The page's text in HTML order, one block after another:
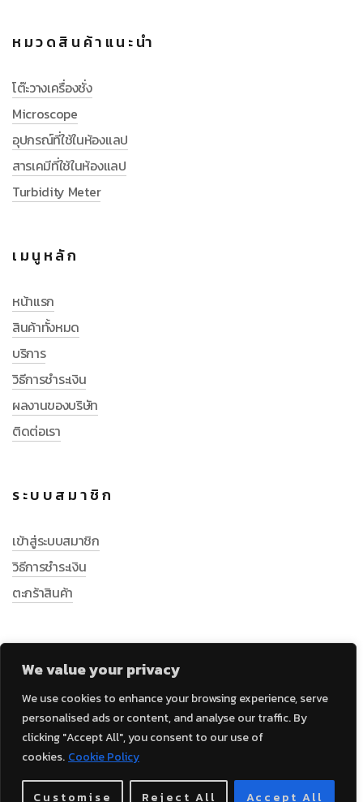
We value your privacy
We use cookies to enhance your browsing experience, serve
personalised ads or content, and analyse our traffic. By
clicking "Accept All", you consent to our use of
cookies. Cookie Policy
Customise Reject All Accept All
หมวดสินค้าแนะนำ
โต๊ะวางเครื่องชั่ง
Microscope
อุปกรณ์ที่ใช้ในห้องแลป
สารเคมีที่ใช้ในห้องแลป
Turbidity Meter
เมนูหลัก
หน้าแรก
สินค้าทั้งหมด
บริการ
วิธีการชำระเงิน
ผลงานของบริษัท
ติดต่อเรา
ระบบสมาชิก
เข้าสู่ระบบสมาชิก
วิธีการชำระเงิน
ตะกร้าสินค้า